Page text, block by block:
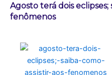
Agosto terá dois eclipses;
fenômenos